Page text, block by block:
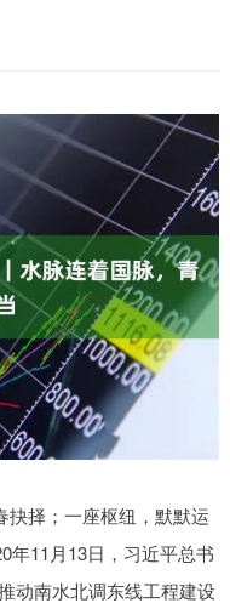
抉择；一座枢纽，默默运
年11月13日，习近平总书
动南水北调东线工程建设